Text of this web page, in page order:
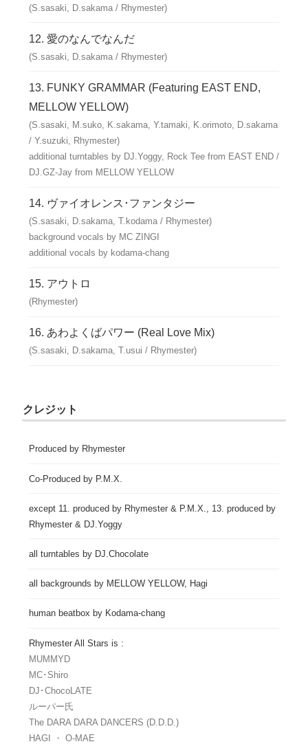
(S.sasaki, D.sakama / Rhymester)
愛のなんでなんだ
(S.sasaki, D.sakama / Rhymester)
FUNKY GRAMMAR (Featuring EAST END,
MELLOW YELLOW)
(S.sasaki, M.suko, K.sakama, Y.tamaki, K.orimoto, D.sakama
/ Y.suzuki, Rhymester)
additional turntables by DJ.Yoggy, Rock Tee from EAST END /
DJ.GZ-Jay from MELLOW YELLOW
ヴァイオレンス･ファンタジー
(S.sasaki, D.sakama, T.kodama / Rhymester)
background vocals by MC ZINGI
additional vocals by kodama-chang
アウトロ
(Rhymester)
あわよくばパワー (Real Love Mix)
(S.sasaki, D.sakama, T.usui / Rhymester)
クレジット
Produced by Rhymester
Co-Produced by P.M.X.
except 11. produced by Rhymester & P.M.X., 13. produced by
Rhymester & DJ.Yoggy
all turntables by DJ.Chocolate
all backgrounds by MELLOW YELLOW, Hagi
human beatbox by Kodama-chang
Rhymester All Stars is :
MUMMYD
MC･Shiro
DJ･ChocoLATE
ルーパー氏
The DARA DARA DANCERS (D.D.D.)
HAGI ・ O-MAE